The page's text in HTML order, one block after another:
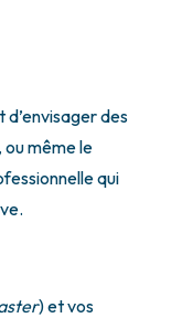
des
même le
qui
) et vos